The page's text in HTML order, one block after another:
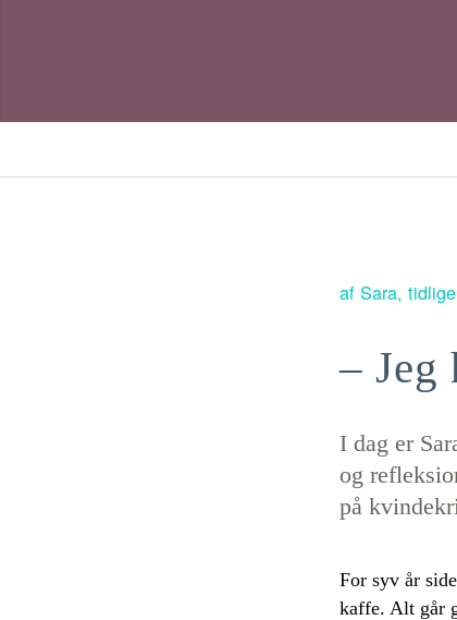
af Sara,
–
I dag er
og
på
For syv år
kaffe. Alt går